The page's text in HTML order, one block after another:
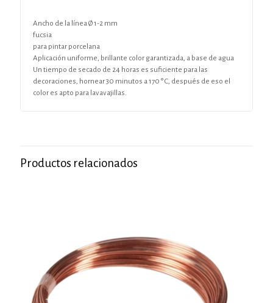
Ancho de la línea Ø 1-2 mm
fucsia
para pintar porcelana
Aplicación uniforme, brillante color garantizada, a base de agua
Un tiempo de secado de 24 horas es suficiente para las
decoraciones, hornear 30 minutos a 170 ° C, después de eso el
color es apto para lavavajillas.
Productos relacionados